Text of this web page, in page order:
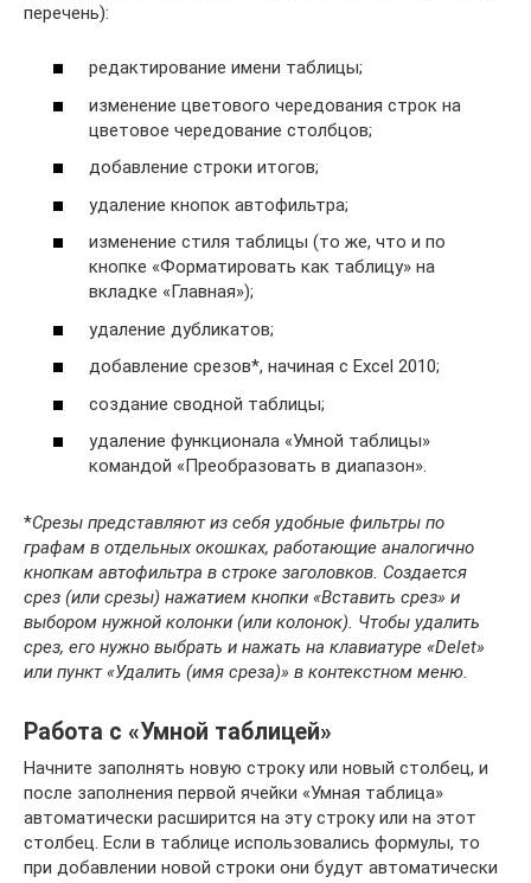
перечень):
редактирование имени таблицы;
изменение цветового чередования строк на
цветовое чередование столбцов;
добавление строки итогов;
удаление кнопок автофильтра;
изменение стиля таблицы (то же, что и по
кнопке «Форматировать как таблицу» на
вкладке «Главная»);
удаление дубликатов;
добавление срезов*, начиная с Excel 2010;
создание сводной таблицы;
удаление функционала «Умной таблицы»
командой «Преобразовать в диапазон».
*Срезы представляют из себя удобные фильтры по
графам в отдельных окошках, работающие аналогично
кнопкам автофильтра в строке заголовков. Создается
срез (или срезы) нажатием кнопки «Вставить срез» и
выбором нужной колонки (или колонок). Чтобы удалить
срез, его нужно выбрать и нажать на клавиатуре «Delet»
или пункт «Удалить (имя среза)» в контекстном меню.
Работа с «Умной таблицей»
Начните заполнять новую строку или новый столбец, и
после заполнения первой ячейки «Умная таблица»
автоматически расширится на эту строку или на этот
столбец. Если в таблице использовались формулы, то
при добавлении новой строки они будут автоматически